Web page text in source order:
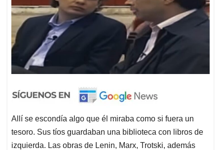
Allí se escondía algo que él miraba como si fuera un
tesoro. Sus tíos guardaban una biblioteca con libros de
izquierda. Las obras de Lenin, Marx, Trotski, además